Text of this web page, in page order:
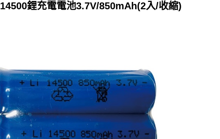
14500鋰充電電池3.7V/850mAh(2入/收縮)